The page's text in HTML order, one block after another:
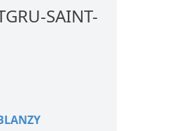
SAINT-